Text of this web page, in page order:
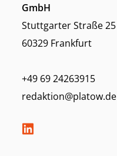
GmbH
Stuttgarter Straße 25
60329 Frankfurt
+49 69 24263915
redaktion@platow.de